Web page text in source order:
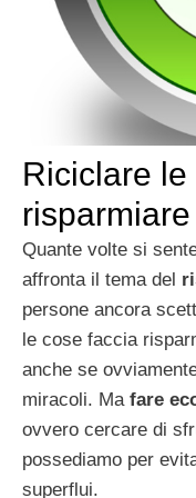
Riciclare
Quante volte si
affronta il tema del
persone ancora
le cose faccia
anche se
miracoli. Ma fare
ovvero cercare di
possediamo per
superflui.